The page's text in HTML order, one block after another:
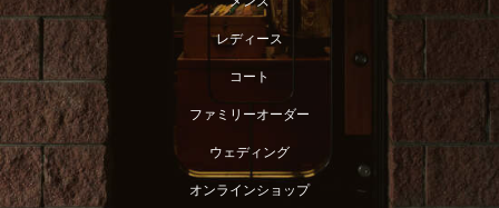
レディース
コート
ファミリーオーダー
ウェディング
オンラインショップ